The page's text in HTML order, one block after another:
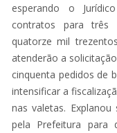
esperando o
contratos para três
quatorze mil
atenderão a
cinquenta pedidos de
intensificar a
nas valetas.
pela Prefeitura para